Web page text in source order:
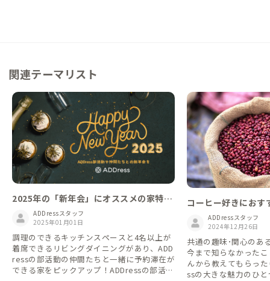
関連テーマリスト
2025年の「新年会」にオススメの家特
集！ADDress部活動などコミュニティ仲
間と企画しませんか？
ADDressスタッフ
2025年01月01日
調理のできるキッチンスペースと4名以上が
着席できるリビングダイニングがあり、ADD
ressの部活動の仲間たちと一緒に予約滞在が
できる家をピックアップ！ADDressの部活動
コーヒー好きにおす
ADDressスタッフ
2024年12月26日
共通の趣味･関心のあ
今まで知らなかった
んから教えてもらっ
ssの大きな魅力のひ